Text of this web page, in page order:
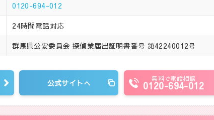
0120-694-012
24時間電話対応
群馬県公安委員会 探偵業届出証明書番号 第42240012号
公式サイトへ 無料で電話相談
0120-694-012